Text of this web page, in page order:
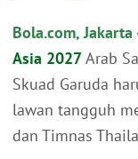
Bola.com, Jakarta
Asia 2027Arab
Skuad Garuda
lawan tangguh
dan Timnas